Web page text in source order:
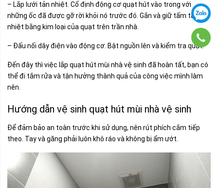
– Lắp lưới tản nhiệt. Cố định động cơ quạt hút vào trong với
những ốc đã được gỡ rời khỏi nó trước đó. Gắn và giữ tấm tản
nhiệt bằng kim loại của quạt trên trần nhà.
– Đấu nối dây điện vào động cơ. Bật nguồn lên và kiểm tra quạt.
Đến đây thì việc lắp quạt hút mùi nhà vệ sinh đã hoàn tất, bạn có
thể đi tắm rửa và tận hưởng thành quả của công việc mình làm
nên.
Hướng dẫn vệ sinh quạt hút mùi nhà vệ sinh
Để đảm bảo an toàn trước khi sử dụng, nên rút phích cắm tiếp
theo. Tay và găng phải luôn khô ráo và không bị ẩm ướt.